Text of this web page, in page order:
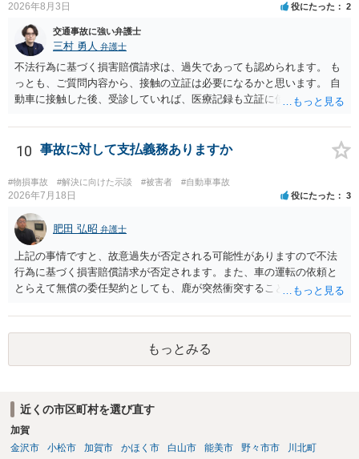
2026年8月3日 役にたった 2
交通事故に強い弁護士
三村 勇人 弁護士
不法行為に基づく損害賠償請求は、過失であっても認められます。 も
っとも、ご質問内容から、接触の立証は必要になるかと思います。 自
動車に接触した後、受診していれば、医療記録も立証に使えるかと思
士にご相談ください。
10 事故に対して支払義務ありますか
#物損事故 #解決に向けた示談 #被害者 #自動車事故
2026年7月18日 役にたった 3
肥田 弘昭 弁護士
上記の事情ですと、故意過失が否定される可能性がありますので不法
行為に基づく損害賠償請求が否定されます。また、車の運転の依頼と
とらえて無償の委任契約としても、鹿が突然衝突することは予見がで
償請求も成立しない可能性があります。以上の理由から支払義務は否
定される可能性が高いです。ご参考にしてください。
もっとみる
近くの市区町村を選び直す
加賀
金沢市
小松市 加賀市 かほく市 白山市 能美市 野々市市
川北町